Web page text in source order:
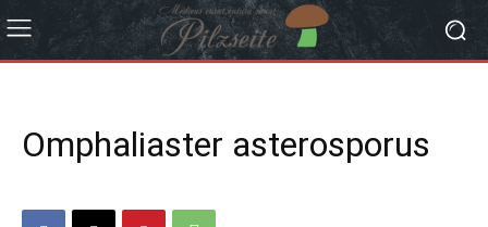
Omphaliaster asterosporus